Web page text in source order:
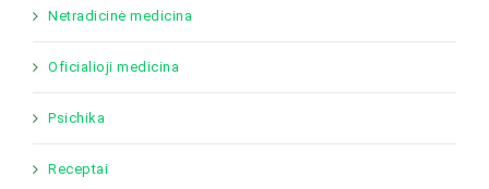
Netradicinė medicina
Oficialioji medicina
Psichika
Receptai